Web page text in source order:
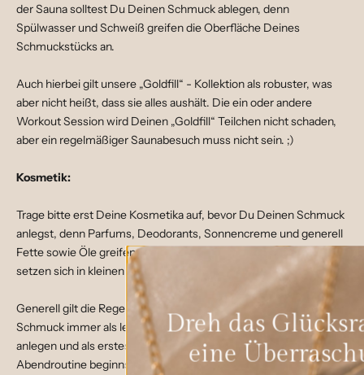
der Sauna solltest Du Deinen Schmuck ablegen, denn
Spülwasser und Schweiß greifen die Oberfläche Deines
Schmuckstücks an.
Auch hierbei gilt unsere „Goldfill“ - Kollektion als robuster, was
aber nicht heißt, dass sie alles aushält. Die ein oder andere
Workout Session wird Deinen „Goldfill“ Teilchen nicht schaden,
aber ein regelmäßiger Saunabesuch muss nicht sein. ;)
Kosmetik:
Trage bitte erst Deine Kosmetika auf, bevor Du Deinen Schmuck
anlegst, denn Parfums, Deodorants, Sonnencreme und generell
Fette sowie Öle greifen die Oberfläche Deines Schmucks an und
setzen sich in kleinen Rillen oder Verzierungen ab.
Generell gilt die Regel: ! last on - first off ! - Du solltest Deinen
Schmuck immer als letzten Step in Deiner Morgenroutine
anlegen und als erstes entfernen, bevor du mit Deiner Beauty-
Abendroutine beginnst.
Dreh das Glücksrad, für
eine Überraschung!